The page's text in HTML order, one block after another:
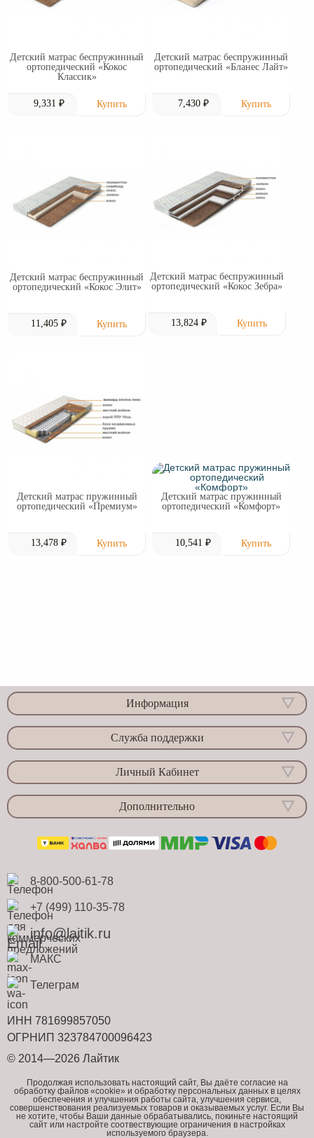
Детский матрас беспружинный
ортопедический «Кокос
Классик»
9,331 ₽
Детский матрас беспружинный
ортопедический «Бланес Лайт»
7,430 ₽
Детский матрас беспружинный
ортопедический «Кокос Элит»
11,405 ₽
Детский матрас беспружинный
ортопедический «Кокос Зебра»
13,824 ₽
Детский матрас пружинный
ортопедический «Премиум»
13,478 ₽
Детский матрас пружинный
ортопедический «Комфорт»
10,541 ₽
Информация
Служба поддержки
Личный Кабинет
Дополнительно
8-800-500-61-78
+7 (499) 110-35-78
info@laitik.ru
МАКС
Телеграм
ИНН 781699857050
ОГРНИП 323784700096423
© 2014—2026 Лайтик
Продолжая использовать настоящий сайт, Вы даёте согласие на
обработку файлов «cookie» и обработку персональных данных в целях
обеспечения и улучшения работы сайта, улучшения сервиса,
совершенствования реализуемых товаров и оказываемых услуг. Если Вы
не хотите, чтобы Ваши данные обрабатывались, покиньте настоящий
сайт или настройте соотвествующие ограничения в настройках
используемого браузера.